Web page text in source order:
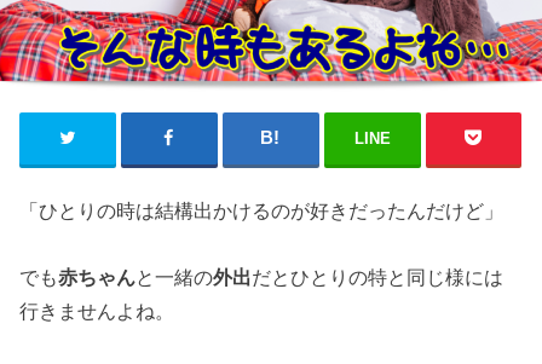
LINE
「ひとりの時は結構出かけるのが好きだったんだけど」
でも赤ちゃんと一緒の外出だとひとりの特と同じ様には
行きませんよね。